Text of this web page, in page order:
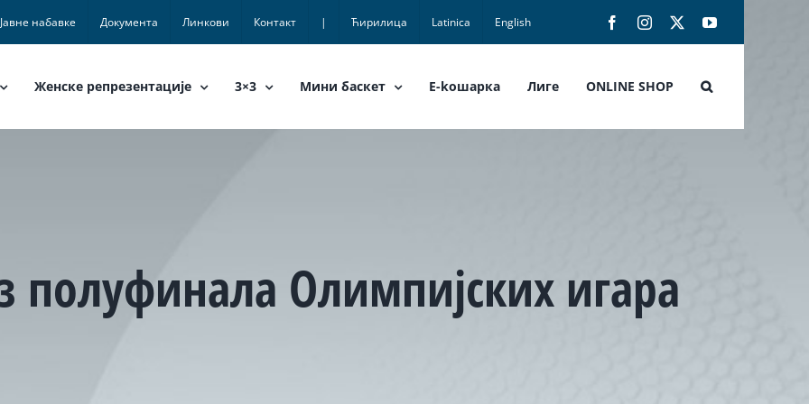
Јавне набавке Документа Линкови Контакт | Ћирилица Latinica English FacebookInstagram YouTube
Женске репрезентације 3×3 Мини баскет E-koшарка Лиге ONLINE SHOP
полуфинала Олимпијских игара